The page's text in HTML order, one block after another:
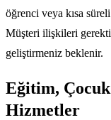
öğrenci veya kısa
Müşteri ilişkileri
geliştirmeniz beklenir.
Eğitim, Çocuk
Hizmetler